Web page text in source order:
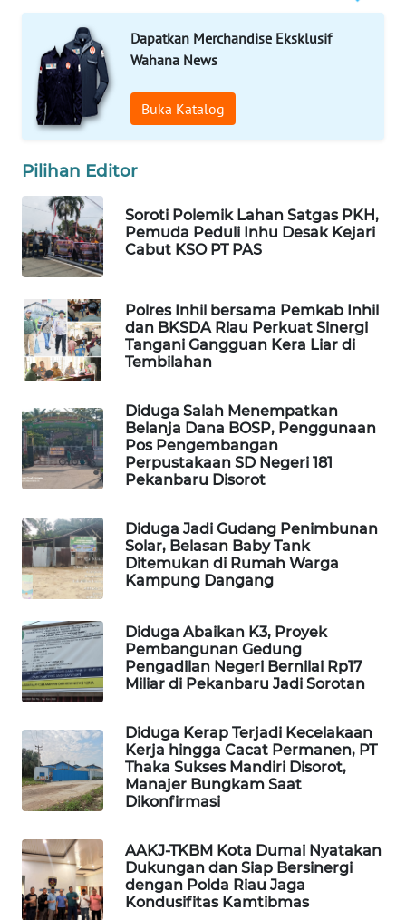
Dapatkan Merchandise Eksklusif
Wahana News
Buka Katalog
Pilihan Editor
Soroti Polemik Lahan Satgas PKH,
Pemuda Peduli Inhu Desak Kejari
Cabut KSO PT PAS
Polres Inhil bersama Pemkab Inhil
dan BKSDA Riau Perkuat Sinergi
Tangani Gangguan Kera Liar di
Tembilahan
Diduga Salah Menempatkan
Belanja Dana BOSP, Penggunaan
Pos Pengembangan
Perpustakaan SD Negeri 181
Pekanbaru Disorot
Diduga Jadi Gudang Penimbunan
Solar, Belasan Baby Tank
Ditemukan di Rumah Warga
Kampung Dangang
Diduga Abaikan K3, Proyek
Pembangunan Gedung
Pengadilan Negeri Bernilai Rp17
Miliar di Pekanbaru Jadi Sorotan
Diduga Kerap Terjadi Kecelakaan
Kerja hingga Cacat Permanen, PT
Thaka Sukses Mandiri Disorot,
Manajer Bungkam Saat
Dikonfirmasi
AAKJ-TKBM Kota Dumai Nyatakan
Dukungan dan Siap Bersinergi
dengan Polda Riau Jaga
Kondusifitas Kamtibmas
KELISTRIKAN
WALINKI
ID
ID
MARTABAT
NET
WATCH
MKLI
LKKI
PORTAL
KONSUMEN
ALPERKLINAS
TAMBANG
NEWS
NEWS
SIDIKALANG
NEWS